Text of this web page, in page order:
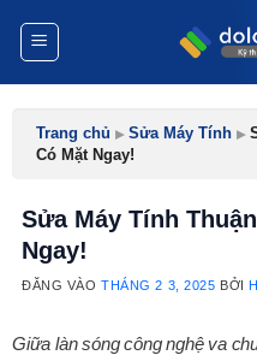
Trang chủ ▸ Sửa Máy Tính ▸
Có Mặt Ngay!
Sửa Máy Tính
Ngay!
ĐĂNG VÀOTHÁNG 2 3, 2025 BỞI
Giữa làn sóng công nghệ va